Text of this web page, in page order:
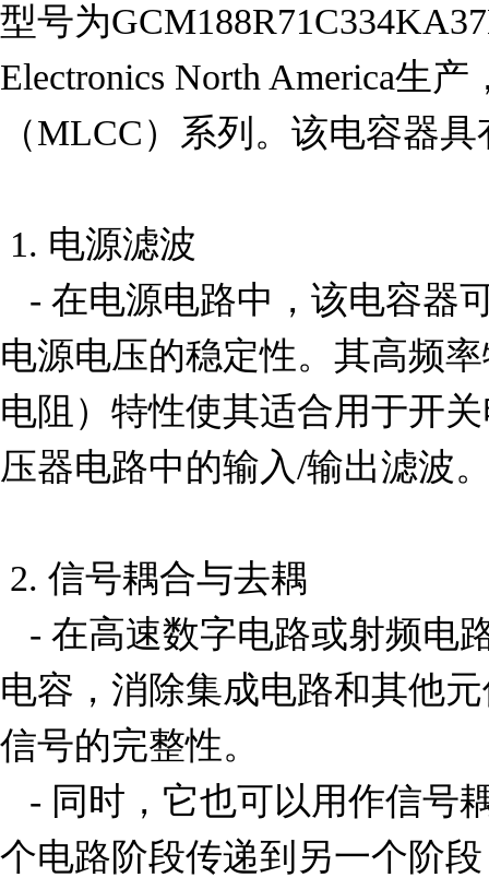
型号为
Electronics North America生
（MLCC）系列。该电容器
电源电压的稳定性。其高频
电阻）特性使其适合用于开
压器电路中的输入/输出滤波
电容，消除集成电路和其他
信号的完整性。
个电路阶段传递到另一个阶